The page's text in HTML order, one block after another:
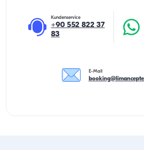
Kundenservice
+90 552 822 37
83
E-Mail